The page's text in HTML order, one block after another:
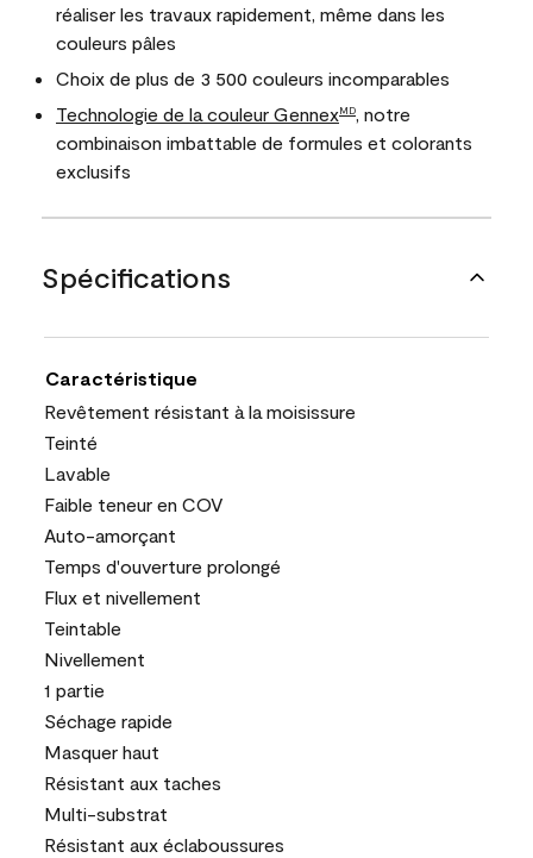
réaliser les travaux rapidement, même dans les
couleurs pâles
Choix de plus de 3 500 couleurs incomparables
Technologie de la couleur GennexMD
, notre
combinaison imbattable de formules et colorants
exclusifs
Spécifications
Caractéristique
Revêtement résistant à la moisissure
Teinté
Lavable
Faible teneur en COV
Auto-amorçant
Temps d'ouverture prolongé
Flux et nivellement
Teintable
Nivellement
1 partie
Séchage rapide
Masquer haut
Résistant aux taches
Multi-substrat
Résistant aux éclaboussures